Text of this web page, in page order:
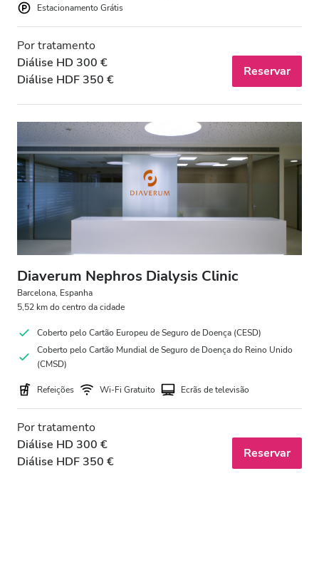
Estacionamento Grátis
Por tratamento
Diálise HD 300 €
Diálise HDF 350 €
Reservar
Diaverum Nephros Dialysis Clinic
Barcelona, Espanha
5,52 km do centro da cidade
Coberto pelo Cartão Europeu de Seguro de Doença (CESD)
Coberto pelo Cartão Mundial de Seguro de Doença do Reino Unido
(CMSD)
Refeições Wi-Fi Gratuito Ecrãs de televisão
Por tratamento
Diálise HD 300 €
Diálise HDF 350 €
Reservar